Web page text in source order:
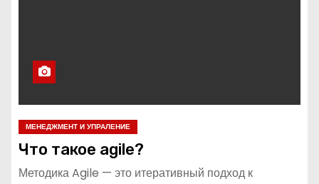
МЕНЕДЖМЕНТ И УПРАЛЕНИЕ
Что такое agile?
Методика Agile — это итеративный подход к